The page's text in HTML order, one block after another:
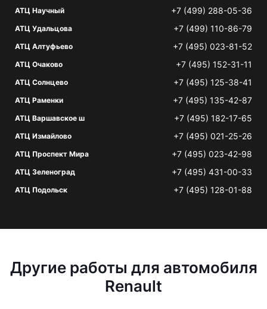
АТЦ Научный +7 (499) 288-05-36
АТЦ Удальцова +7 (499) 110-86-79
АТЦ Алтуфьево +7 (495) 023-81-52
АТЦ Очаково +7 (495) 152-31-11
АТЦ Солнцево +7 (495) 125-38-41
АТЦ Раменки +7 (495) 135-42-87
АТЦ Варшавское ш +7 (495) 182-17-65
АТЦ Измайлово +7 (495) 021-25-26
АТЦ Проспект Мира +7 (495) 023-42-98
АТЦ Зеленоград +7 (495) 431-00-33
АТЦ Подольск +7 (495) 128-01-88
Другие работы для автомобиля
Renault